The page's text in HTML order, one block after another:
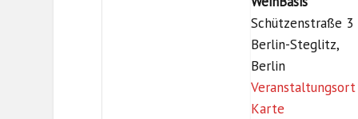
l
o
ß
,
3
t
z
-
B
i
Schützenstraße 3
Berlin-Steglitz,
Berlin
Veranstaltungsort
KarteW